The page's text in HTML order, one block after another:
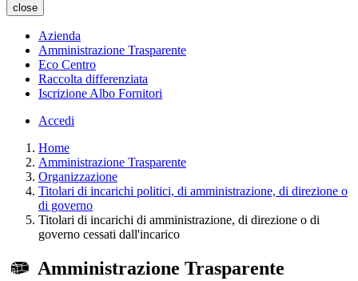
close
Azienda
Amministrazione Trasparente
Eco Centro
Raccolta differenziata
Iscrizione Albo Fornitori
Accedi
Home
Amministrazione Trasparente
Organizzazione
Titolari di incarichi politici, di amministrazione, di direzione o
di governo
Titolari di incarichi di amministrazione, di direzione o di
governo cessati dall'incarico
Amministrazione Trasparente